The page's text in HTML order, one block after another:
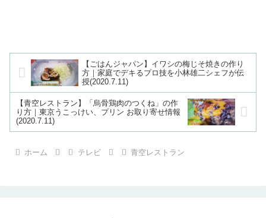
【ごはんジャパン】イワシの梅じそ焼きの作り
方｜家庭でデキるプロ技を小林雄二シェフが伝
授(2020.7.11)
【青空レストラン】「烏骨鶏肉のつくね」の作
り方｜東京うこっけい、プリン お取り寄せ情報
(2020.7.11)
ホーム テレビ 青空レストラン